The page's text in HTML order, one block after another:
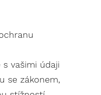
vašimi údaji
se zákonem,